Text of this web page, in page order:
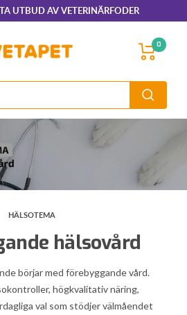
UTBUD AV VETERINÄRFODER
0
HÄLSOTEMA
hälsovård
börjar med förebyggande vård.
högkvalitativ näring,
val som stödjer välmåendet